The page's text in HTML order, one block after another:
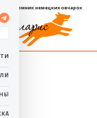
питомник немецких овчарок